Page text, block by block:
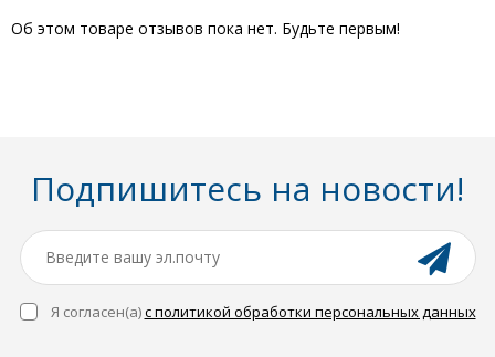
Об этом товаре отзывов пока нет. Будьте первым!
Подпишитесь на новости!
Я согласен(a)с политикой обработки персональных данных